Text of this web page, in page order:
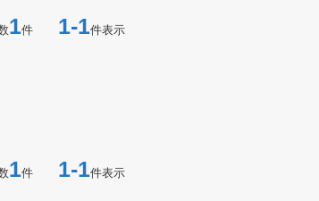
1件 1-1件表示
1件 1-1件表示